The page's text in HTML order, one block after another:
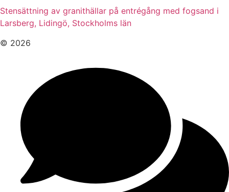
Stensättning av granithällar på entrégång med fogsand i
Larsberg, Lidingö, Stockholms län
© 2026